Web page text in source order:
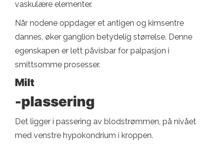
vaskulære elementer.
Når nodene oppdager et antigen og kimsentre
dannes, øker ganglion betydelig størrelse. Denne
egenskapen er lett påvisbar for palpasjon i
smittsomme prosesser.
Milt
-plassering
Det ligger i passering av blodstrømmen, på nivået
med venstre hypokondrium i kroppen.